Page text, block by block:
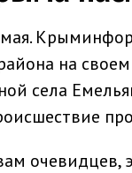
на
села
очевидцев,